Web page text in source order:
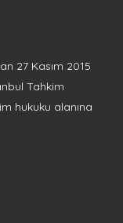
27 Kasım 2015
Tahkim
hukuku alanına